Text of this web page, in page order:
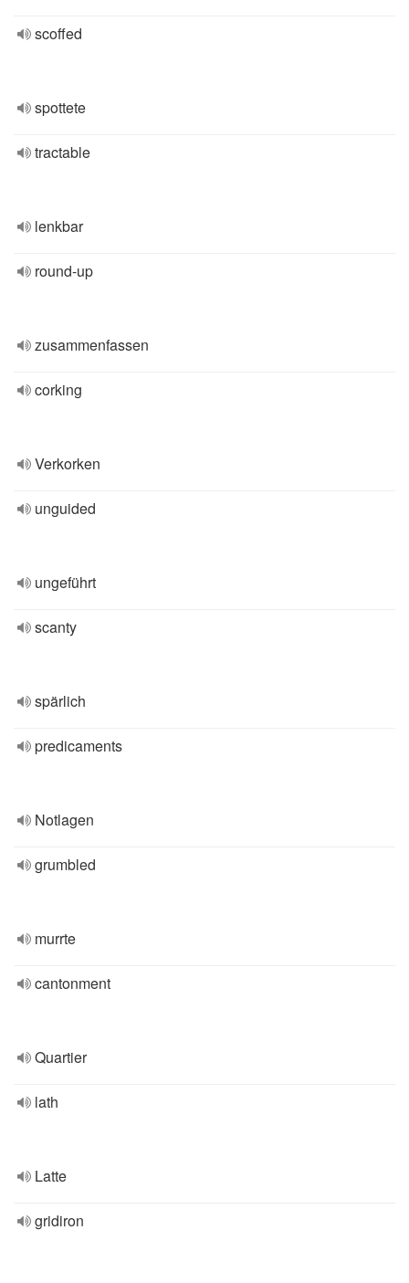
scoffed
spottete
tractable
lenkbar
round-up
zusammenfassen
corking
Verkorken
unguided
ungeführt
scanty
spärlich
predicaments
Notlagen
grumbled
murrte
cantonment
Quartier
lath
Latte
gridiron